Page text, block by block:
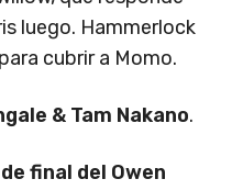
luego. Hammerlock
cubrir a Momo.
& Tam Nakano.
final del Owen